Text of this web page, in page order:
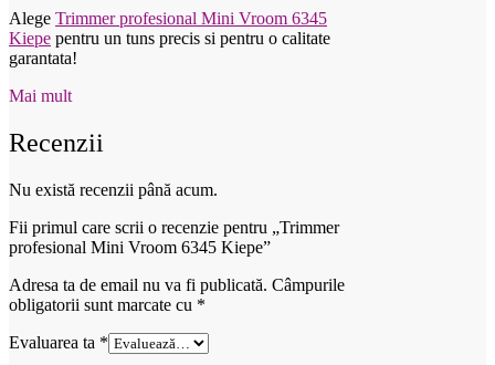
Alege Trimmer profesional Mini Vroom 6345
Kiepe pentru un tuns precis si pentru o calitate
garantata!
Mai mult
Recenzii
Nu există recenzii până acum.
Fii primul care scrii o recenzie pentru „Trimmer
profesional Mini Vroom 6345 Kiepe”
Adresa ta de email nu va fi publicată. Câmpurile
obligatorii sunt marcate cu *
Evaluarea ta *